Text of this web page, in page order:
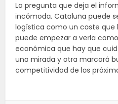
La pregunta que deja el
incómoda. Cataluña puede
logística como un coste que
puede empezar a verla
económica que hay que
una mirada y otra marcará
competitividad de los